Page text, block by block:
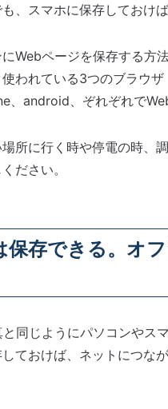
、スマホに保存しておけば
Webページを保存する方
使われている3つのブラウ
、android、ぞれぞれで
所に行く時や停電の時、
ださい。
存できる。オ
同じようにパソコンやス
ておけば、ネットにつな